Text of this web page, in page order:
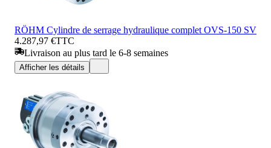
RÖHM Cylindre de serrage hydraulique complet OVS-150 SV
4.287,97 €TTC
Livraison au plus tard le 6-8 semaines
Afficher les détails